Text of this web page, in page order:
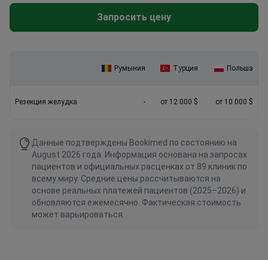
Запросить цену
Румыния Турция Польша
Резекция желудка - от 12 000 $ от 10 000 $
Данные подтверждены Bookimed по состоянию на
August 2026 года. Информация основана на запросах
пациентов и официальных расценках от 89 клиник по
всему миру. Средние цены рассчитываются на
основе реальных платежей пациентов (2025–2026) и
обновляются ежемесячно. Фактическая стоимость
может варьироваться.